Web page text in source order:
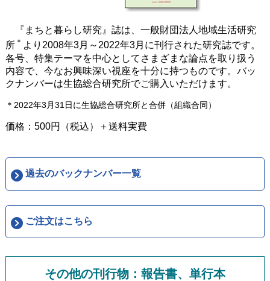
『まちと暮らし研究』誌は、一般財団法人地域生活研究
所＊ より2008年3月～2022年3月に刊行された研究誌です。
各号、特集テーマを中心としてさまざまな論点を取り扱う
内容で、今なお興味深い視座を十分に持つものです。バッ
クナンバーは生協総合研究所でご購入いただけます。
＊2022年3月31日に生協総合研究所と合併（組織合同）
価格：500円（税込）＋送料実費
過去のバックナンバー一覧
ご注文はこちら
その他の刊行物：報告書、単行本